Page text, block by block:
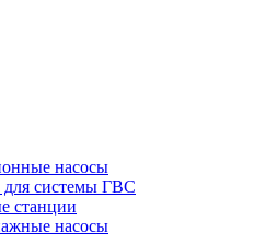
насосы
системы ГВС
станции
насосы